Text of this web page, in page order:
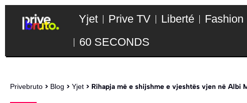
Yjet Prive TV Liberté Fashion
60 SECONDS
Privebruto > Blog > Yjet > Rihapja më e shijshme e vjeshtës vjen në Albi